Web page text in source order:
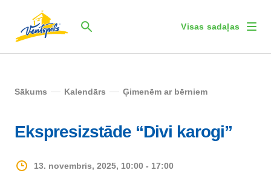
Visas sadaļas
Sākums Kalendārs Ģimenēm ar bērniem
Ekspresizstāde “Divi karogi”
13. novembris, 2025, 10:00 - 17:00